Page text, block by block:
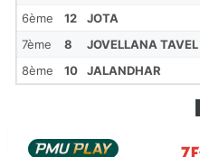
6ème
12 JOTA
7ème
8 JOVELLANA TAVEL
8ème
10 JALANDHAR